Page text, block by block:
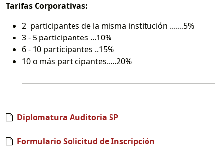
Tarifas Corporativas:
2 participantes de la misma institución .......5%
3 - 5 participantes ...10%
6 - 10 participantes ..15%
10 o más participantes.....20%
Diplomatura Auditoria SP
Formulario Solicitud de Inscripción